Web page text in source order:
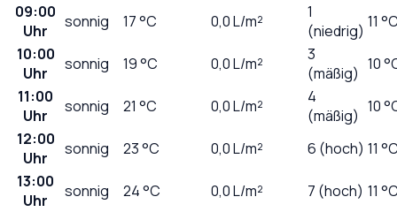
09:00
Uhr
sonnig 17°C 0,0L/m²
1
(niedrig) 11
10:00
Uhr
sonnig 19°C 0,0L/m²
3
(mäßig) 10
11:00
Uhr
sonnig 21 °C 0,0L/m²
4
(mäßig) 10
12:00
Uhr
sonnig 23°C 0,0L/m² 6 (hoch) 11
13:00
Uhr
sonnig 24°C 0,0L/m² 7 (hoch) 11